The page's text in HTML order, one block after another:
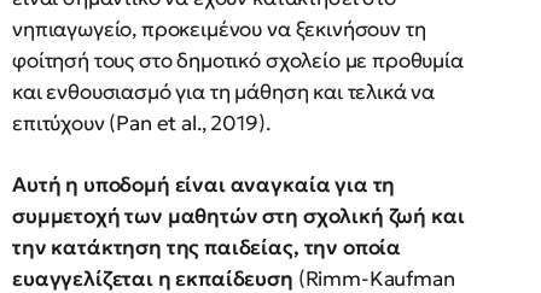
νηπιαγωγείο, προκειμένου να ξεκινήσουν τη
φοίτησή τους στο δημοτικό σχολείο με προθυμία
και ενθουσιασμό για τη μάθηση και τελικά να
επιτύχουν (Pan et al., 2019).
Αυτή η υποδομή είναι αναγκαία για τη
συμμετοχή των μαθητών στη σχολική ζωή και
την κατάκτηση της παιδείας, την οποία
ευαγγελίζεται η εκπαίδευση (Rimm-Kaufman